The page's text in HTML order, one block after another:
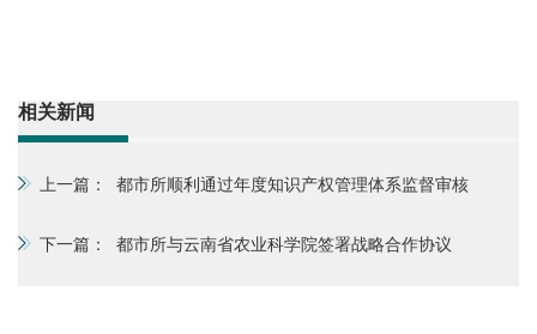
相关新闻
上一篇： 都市所顺利通过年度知识产权管理体系监督审核
下一篇： 都市所与云南省农业科学院签署战略合作协议